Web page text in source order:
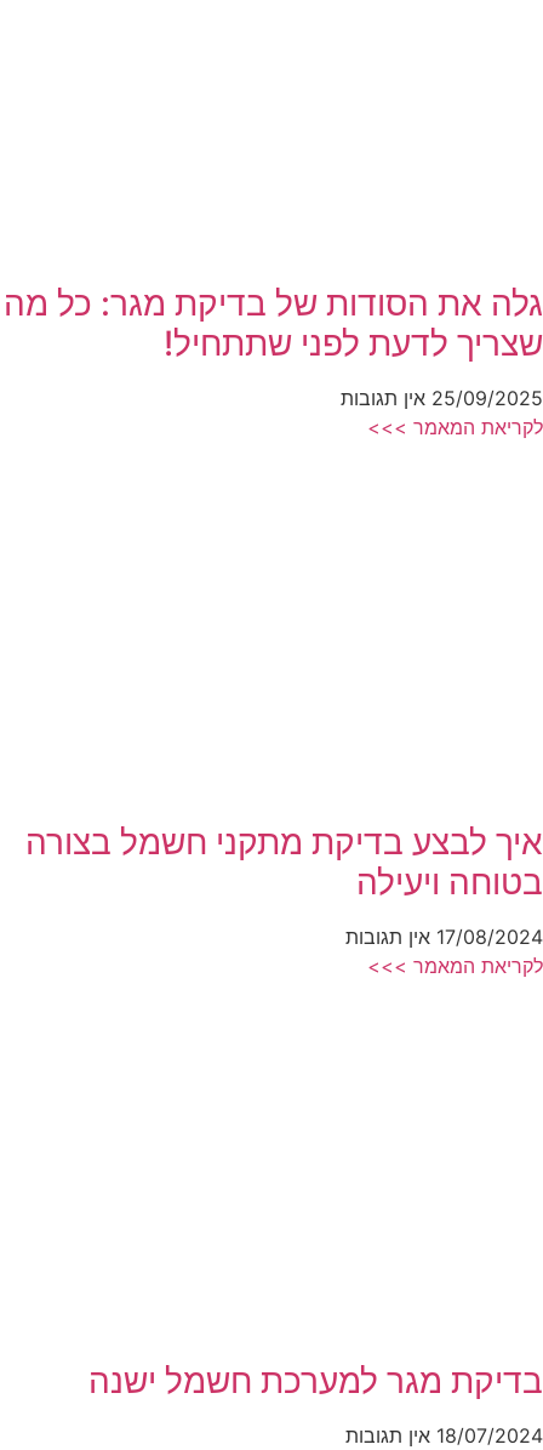
גלה את הסודות של בדיקת מגר: כל מה
שצריך לדעת לפני שתתחיל!
25/09/2025 אין תגובות
לקריאת המאמר >>>
איך לבצע בדיקת מתקני חשמל בצורה
בטוחה ויעילה
17/08/2024 אין תגובות
לקריאת המאמר >>>
בדיקת מגר למערכת חשמל ישנה
18/07/2024 אין תגובות